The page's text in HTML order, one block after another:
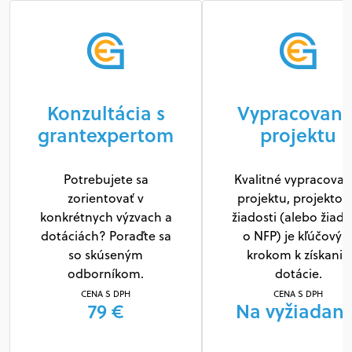
Konzultácia s
grantexpertom
Potrebujete sa
zorientovať v
konkrétnych výzvach a
dotáciách? Poraďte sa
so skúseným
odborníkom.
CENA S DPH
79 €
projektu
Kvalitné
projektu,
žiadosti (alebo
o NFP) je
krokom k získaniu
dotácie.
CENA S DPH
Na